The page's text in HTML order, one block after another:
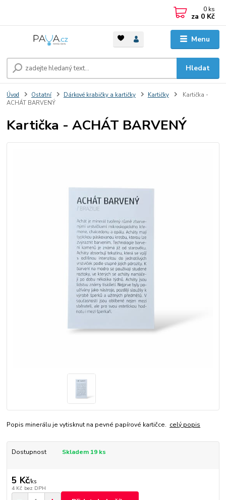
Menu
Hledat
0 ks
za 0 Kč
Úvod Ostatní Dárkové krabičky a kartičky Kartičky
Kartička -
ACHÁT BARVENÝ
Kartička - ACHÁT BARVENÝ
Popis minerálu je vytisknut na pevné papírové kartičce. celý popis
Dostupnost Skladem 19 ks
5 Kč/ks
4 Kč bez DPH